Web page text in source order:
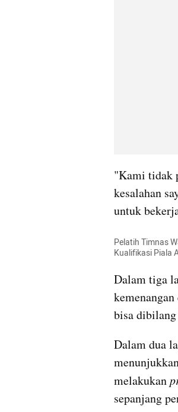
"Kami tidak
kesalahan
untuk
Pelatih Timnas
Kualifikasi Piala
Dalam tiga
bisa
Dalam dua
melakukan
sepanjang